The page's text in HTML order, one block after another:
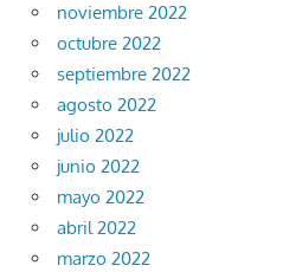
noviembre 2022
octubre 2022
septiembre 2022
agosto 2022
julio 2022
junio 2022
mayo 2022
abril 2022
marzo 2022